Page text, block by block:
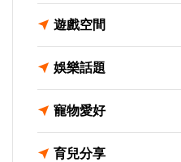
遊戲空間
娛樂話題
寵物愛好
育兒分享